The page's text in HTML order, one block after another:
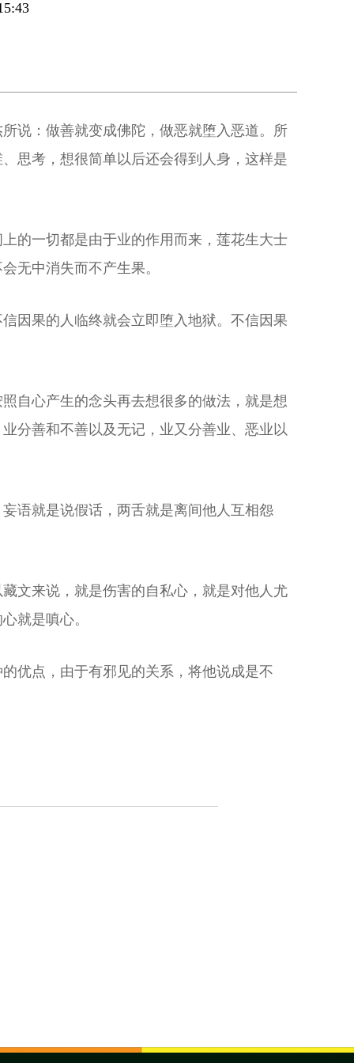
说：做善就变成佛陀，做恶就堕入恶道。所
思考，想很简单以后还会得到人身，这样是
的一切都是由于业的作用而来，莲花生大士
无中消失而不产生果。
因果的人临终就会立即堕入地狱。不信因果
自心产生的念头再去想很多的做法，就是想
分善和不善以及无记，业又分善业、恶业以
语就是说假话，两舌就是离间他人互相怨
文来说，就是伤害的自私心，就是对他人尤
就是嗔心。
优点，由于有邪见的关系，将他说成是不